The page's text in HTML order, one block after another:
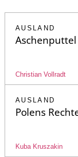
AUSLAND
Christian Vollradt
AUSLAND
Polens
Kuba Kruszakin